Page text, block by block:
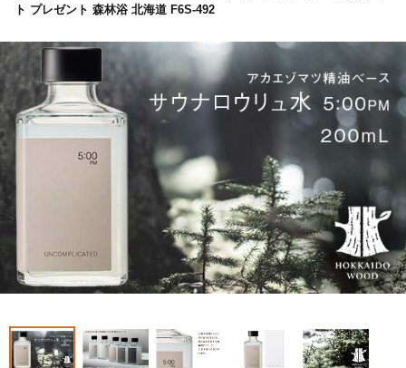
ト プレゼント 森林浴 北海道 F6S-492